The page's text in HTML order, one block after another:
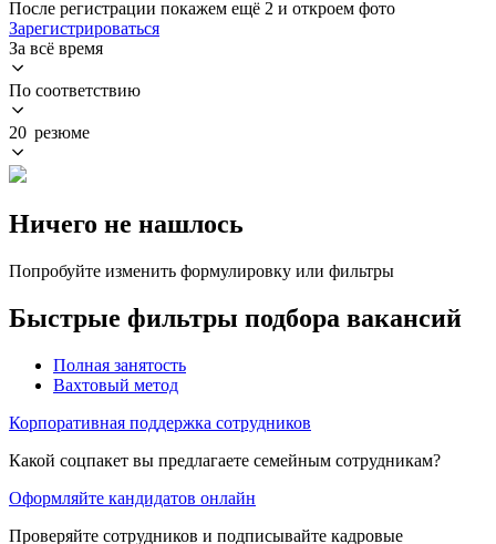
После регистрации покажем ещё 2 и откроем фото
Зарегистрироваться
За всё время
По соответствию
20 резюме
Ничего не нашлось
Попробуйте изменить формулировку или фильтры
Быстрые фильтры подбора вакансий
Полная занятость
Вахтовый метод
Корпоративная поддержка сотрудников
Какой соцпакет вы предлагаете семейным сотрудникам?
Оформляйте кандидатов онлайн
Проверяйте сотрудников и подписывайте кадровые